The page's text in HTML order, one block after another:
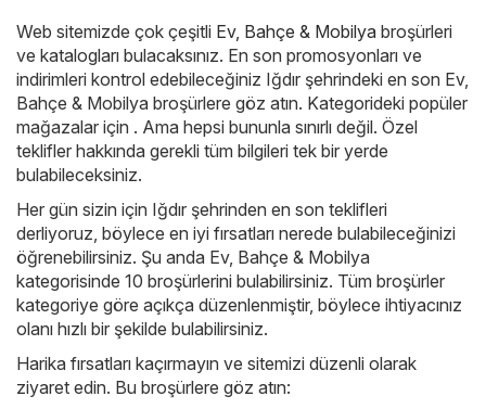
Web sitemizde çok çeşitli Ev, Bahçe & Mobilya broşürleri
ve katalogları bulacaksınız. En son promosyonları ve
indirimleri kontrol edebileceğiniz Iğdır şehrindeki en son Ev,
Bahçe & Mobilya broşürlere göz atın. Kategorideki popüler
mağazalar için . Ama hepsi bununla sınırlı değil. Özel
teklifler hakkında gerekli tüm bilgileri tek bir yerde
bulabileceksiniz.
Her gün sizin için Iğdır şehrinden en son teklifleri
derliyoruz, böylece en iyi fırsatları nerede bulabileceğinizi
öğrenebilirsiniz. Şu anda Ev, Bahçe & Mobilya
kategorisinde 10 broşürlerini bulabilirsiniz. Tüm broşürler
kategoriye göre açıkça düzenlenmiştir, böylece ihtiyacınız
olanı hızlı bir şekilde bulabilirsiniz.
Harika fırsatları kaçırmayın ve sitemizi düzenli olarak
ziyaret edin. Bu broşürlere göz atın: